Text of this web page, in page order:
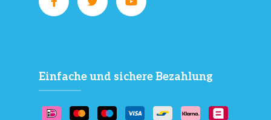
Einfache und sichere Bezahlung